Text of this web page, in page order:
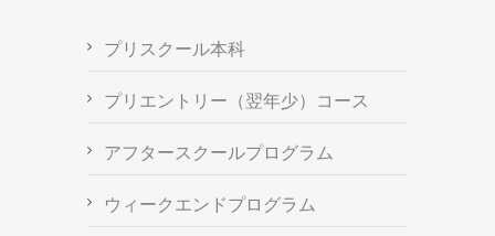
プリスクール本科
プリエントリー（翌年少）コース
アフタースクールプログラム
ウィークエンドプログラム